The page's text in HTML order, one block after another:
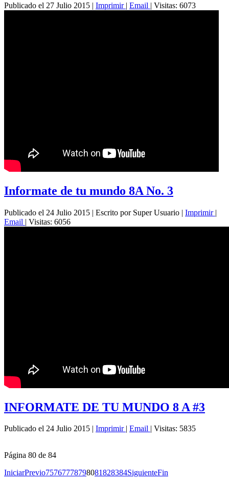
Publicado el 27 Julio 2015 | Imprimir | Email | Visitas: 6073
Informate de tu mundo 8A No. 3
Publicado el 24 Julio 2015 | Escrito por Super Usuario | Imprimir |
Email | Visitas: 6056
INFORMATE DE TU MUNDO 8 A #3
Publicado el 24 Julio 2015 | Imprimir | Email | Visitas: 5835
Página 80 de 84
IniciarPrevio75767778798081828384SiguienteFin